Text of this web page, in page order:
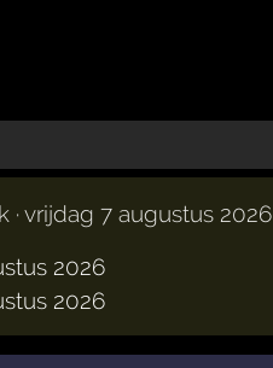
· vrijdag 7 augustus 2026
2026
2026